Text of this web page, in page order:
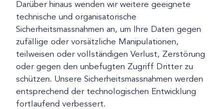
Darüber hinaus wenden wir weitere geeignete
technische und organisatorische
Sicherheitsmassnahmen an, um Ihre Daten gegen
zufällige oder vorsätzliche Manipulationen,
teilweisen oder vollständigen Verlust, Zerstörung
oder gegen den unbefugten Zugriff Dritter zu
schützen. Unsere Sicherheitsmassnahmen werden
entsprechend der technologischen Entwicklung
fortlaufend verbessert.